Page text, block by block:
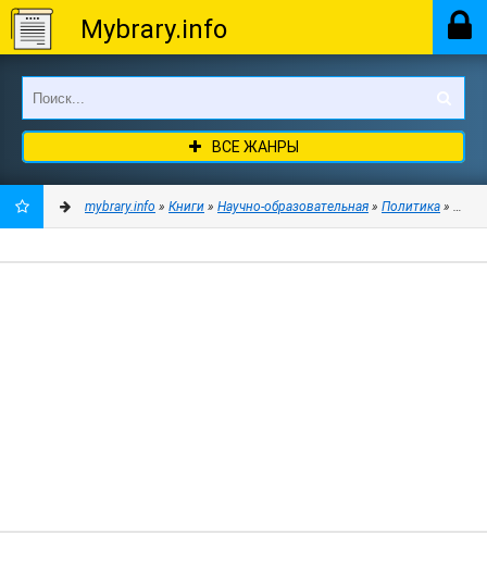
Mybrary.info
ВСЕ ЖАНРЫ
mybrary.info » Книги » Научно-образовательная » Политика » О